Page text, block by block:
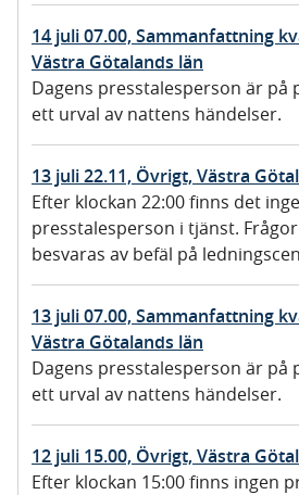
14 juli 07.00, Sammanfattning
Västra Götalands län
Dagens presstalesperson är på
ett urval av nattens händelser.
13 juli 22.11, Övrigt, Västra
Efter klockan 22:00 finns det
presstalesperson i tjänst.
besvaras av befäl på
13 juli 07.00, Sammanfattning
Västra Götalands län
Dagens presstalesperson är på
ett urval av nattens händelser.
12 juli 15.00, Övrigt, Västra
Efter klockan 15:00 finns ingen